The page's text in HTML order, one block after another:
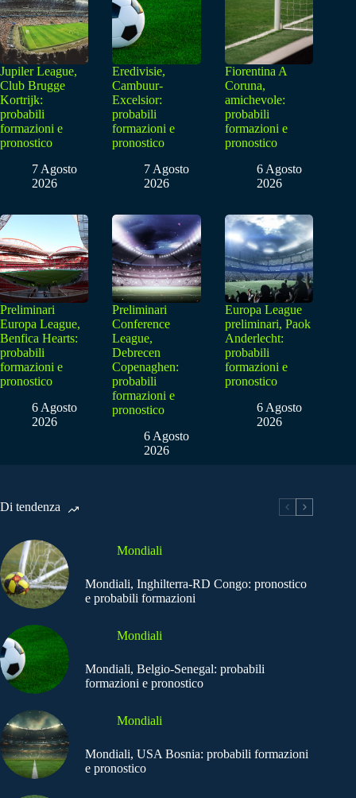
Jupiler League,
Club Brugge
Kortrijk:
probabili
formazioni e
pronostico
7 Agosto
2026
Eredivisie,
Cambuur-
Excelsior:
probabili
formazioni e
pronostico
7 Agosto
2026
Fiorentina A
Coruna,
amichevole:
probabili
formazioni e
pronostico
6 Agosto
2026
Preliminari
Europa League,
Benfica Hearts:
probabili
formazioni e
pronostico
6 Agosto
2026
Preliminari
Conference
League,
Debrecen
Copenaghen:
probabili
formazioni e
pronostico
6 Agosto
2026
Europa League
preliminari, Paok
Anderlecht:
probabili
formazioni e
pronostico
6 Agosto
2026
Di tendenza
Mondiali
Mondiali, Inghilterra-RD Congo: pronostico
e probabili formazioni
Mondiali
Mondiali, Belgio-Senegal: probabili
formazioni e pronostico
Mondiali
Mondiali, USA Bosnia: probabili formazioni
e pronostico